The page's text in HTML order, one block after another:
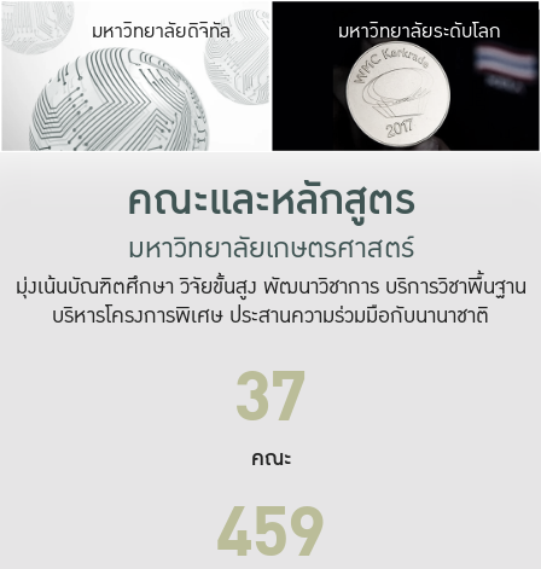
มหาวิทยาลัยดิจิทัล มหาวิ
เปลี่ยนแปลง แล
เพื่อทำง
ระบบสารสนเทศ
มหาวิทยาลัยระดับโลก
คณะและหลักสูตร
มหาวิทยาลัยเกษตรศาสตร์
มุ่งเน้นบัณฑิตศึกษา วิจัยขั้นสูง พัฒนาวิชาการ บริการวิชาพื้นฐาน
บริหารโครงการพิเศษ ประสานความร่วมมือกับนานาชาติ
37
คณะ
459